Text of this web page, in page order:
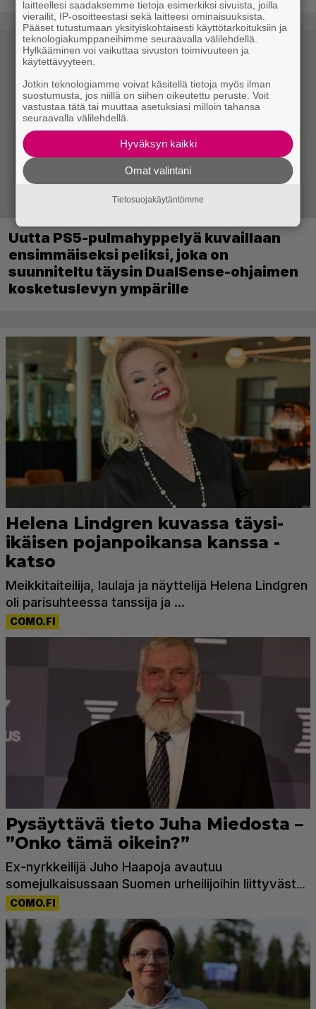
Uutta PS5-pulmahyppelyä kuvaillaan
ensimmäiseksi peliksi, joka on
suunniteltu täysin DualSense-ohjaimen
kosketuslevyn ympärille
laitteellesi saadaksemme tietoja esimerkiksi sivuista, joilla
vierailit, IP-osoitteestasi sekä laitteesi ominaisuuksista.
Pääset tutustumaan yksityiskohtaisesti käyttötarkoituksiin ja
teknologiakumppaneihimme seuraavalla välilehdellä.
Hylkääminen voi vaikuttaa sivuston toimivuuteen ja
käytettävyyteen.
Jotkin teknologiamme voivat käsitellä tietoja myös ilman
suostumusta, jos niillä on siihen oikeutettu peruste. Voit
vastustaa tätä tai muuttaa asetuksiasi milloin tahansa
seuraavalla välilehdellä.
Hyväksyn kaikki
Omat valintani
Tietosuojakäytäntömme